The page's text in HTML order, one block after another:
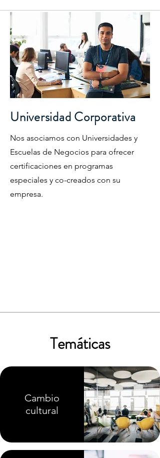
Universidad Corporativa
Nos asociamos con Universidades y
Escuelas de Negocios para ofrecer
certificaciones en programas
especiales y co-creados con su
empresa.
Temáticas
Cambio
cultural